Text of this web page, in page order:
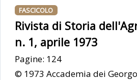
FASCICOLO
Rivista di Storia
n. 1, aprile 1973
Pagine: 124
© 1973 Accademia dei